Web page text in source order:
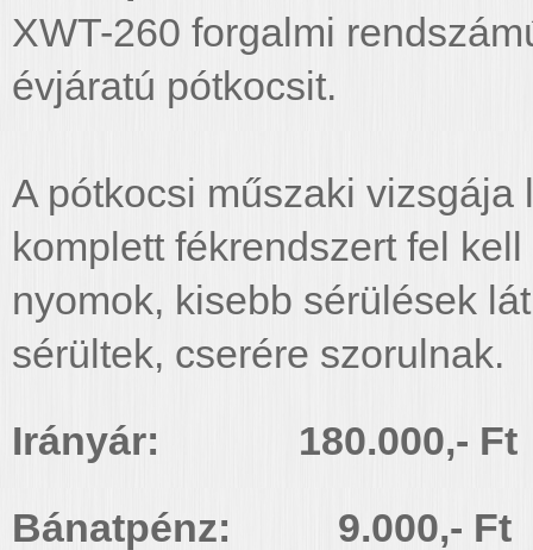
XWT-260 forgalmi
évjáratú pótkocsit.
A pótkocsi műszaki vizsgája
komplett fékrendszert fel
nyomok, kisebb sérülések
sérültek, cserére szorulnak.
Irányár: 180.000,- Ft
Bánatpénz: 9.000,- Ft